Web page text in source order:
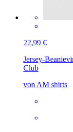
22,99 €
Jersey-Beanie
Club
von AM shirts